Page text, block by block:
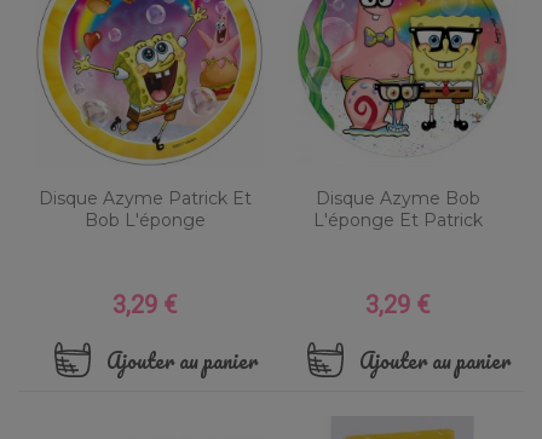
Disque Azyme Patrick Et
Bob L'éponge
Prix
3,29 €
Ajouter au panier
Disque Azyme Bob
L'éponge Et Patrick
Prix
3,29 €
Ajouter au panier